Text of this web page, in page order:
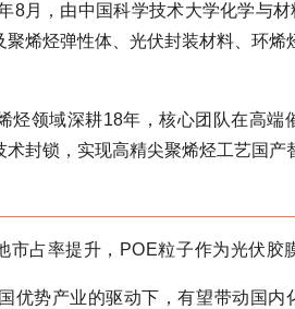
8月，由中国科学技术大学化学与
烯烃弹性体、光伏封装材料、环烯
烃领域深耕18年，核心团队在高
封锁，实现高精尖聚烯烃工艺国产
市占率提升，POE粒子作为光伏胶
优势产业的驱动下，有望带动国内